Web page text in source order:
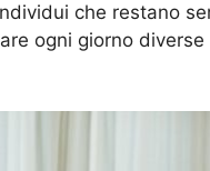
che restano
ogni giorno